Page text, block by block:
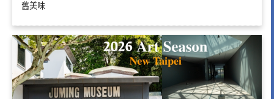
舊美味